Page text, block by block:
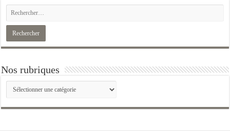
Nos rubriques
Nos
rubriques